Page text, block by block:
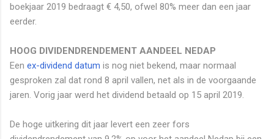
boekjaar 2019 bedraagt € 4,50, ofwel 80% meer dan een jaar
eerder.
HOOG DIVIDENDRENDEMENT AANDEEL NEDAP
Een ex-dividend datum is nog niet bekend, maar normaal
gesproken zal dat rond 8 april vallen, net als in de voorgaande
jaren. Vorig jaar werd het dividend betaald op 15 april 2019.
De hoge uitkering dit jaar levert een zeer fors